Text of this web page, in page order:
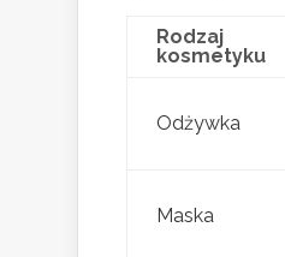
Rodzaj
kosmetyku
Odżywka
Maska